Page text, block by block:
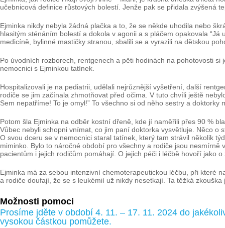
učebnicová definice růstových bolestí. Jenže pak se přidala zvýšená
Ejminka nikdy nebyla žádná plačka a to, že se někde uhodila nebo
hlasitým sténáním bolestí a dokola v agonii a s pláčem opakovala
medicíně, bylinné mastičky stranou, sbalili se a vyrazili na dětskou
Po úvodních rozborech, rentgenech a pěti hodinách na pohotovosti
nemocnici s Ejminkou tatínek.
Hospitalizovali je na pediatrii, udělali nejrůznější vyšetření, další
rodiče se jim začínala zhmotňovat před očima. V tuto chvíli ještě
Sem nepatříme! To je omyl!” To všechno si od něho sestry a
Potom šla Ejminka na odběr kostní dřeně, kde jí naměřili přes 90 %
Vůbec nebyli schopni vnímat, co jim paní doktorka vysvětluje. Něco
O svou dceru se v nemocnici staral tatínek, který tam strávil několik
miminko. Bylo to náročné období pro všechny a rodiče jsou
pacientům i jejich rodičům pomáhají. O jejich péči i léčbě hovoří jako o
Ejminka má za sebou intenzivní chemoterapeutickou léčbu, při které
a rodiče doufají, že se s leukémií už nikdy nesetkají. Ta těžká
Možnosti pomoci
Prosíme jděte v období 4. 11. – 17. 11. 2024 do
vysokou částkou pomůžete.